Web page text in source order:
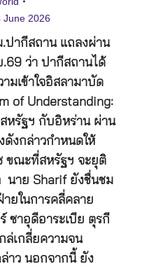
June 2026
ปากีสถาน แถลงผ่าน
.69 ว่า ปากีสถานได้
มเข้าใจอิสลามาบัด
of Understanding:
สหรัฐฯ กับอิหร่าน ผ่าน
งกล่าวกำหนดให้
ขณะที่สหรัฐฯ จะยุติ
นาย Sharif ยังชื่นชม
ยในการคลี่คลาย
ซาอุดีอาระเบีย ตุรกี
ล่เกลี่ยความจน
าว นอกจากนี้ ยัง